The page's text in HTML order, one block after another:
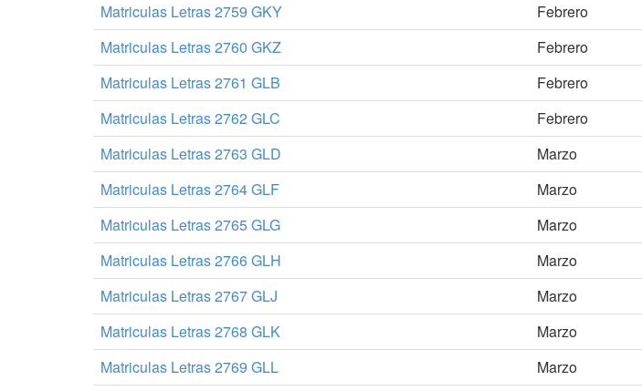
Matriculas Letras 2759 GKY
Febrero
Matriculas Letras 2760 GKZ
Febrero
Matriculas Letras 2761 GLB
Febrero
Matriculas Letras 2762 GLC
Febrero
Matriculas Letras 2763 GLD
Marzo
Matriculas Letras 2764 GLF
Marzo
Matriculas Letras 2765 GLG
Marzo
Matriculas Letras 2766 GLH
Marzo
Matriculas Letras 2767 GLJ
Marzo
Matriculas Letras 2768 GLK
Marzo
Matriculas Letras 2769 GLL
Marzo